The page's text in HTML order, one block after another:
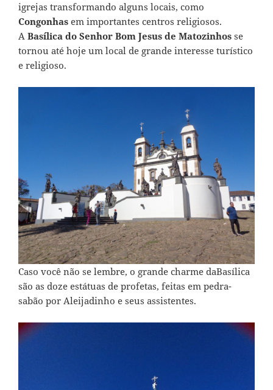
igrejas transformando alguns locais, como
Congonhas em importantes centros religiosos.
A Basílica do Senhor Bom Jesus de Matozinhos se
tornou até hoje um local de grande interesse turístico
e religioso.
Caso você não se lembre, o grande charme daBasílica
são as doze estátuas de profetas, feitas em pedra-
sabão por Aleijadinho e seus assistentes.